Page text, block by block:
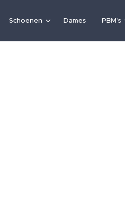
Schoenen Dames PBM's